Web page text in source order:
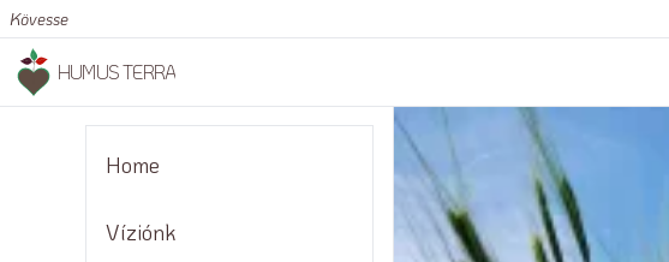
Kövesse
HUMUS TERRA
Home
Víziónk